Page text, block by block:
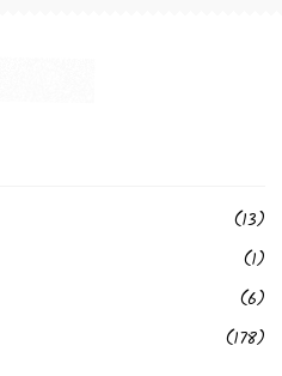
(13)
(1)
(6)
(178)